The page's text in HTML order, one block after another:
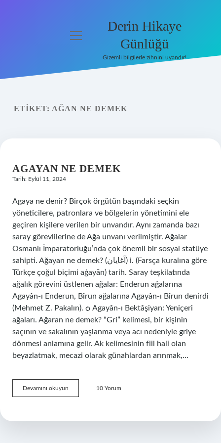
Yasal Uyarı
menüyüDerin Hikaye Günlüğü
Gizemli bilgilerle zihnini uyandır!
ETIKET: AĞAN NE DEMEK
AGAYAN NE DEMEK
Tarih: Eylül 11, 2024
Agaya ne denir? Birçok örgütün başındaki seçkin
yöneticilere, patronlara ve bölgelerin yönetimini ele
geçiren kişilere verilen bir unvandır. Aynı zamanda bazı
saray görevlilerine de Ağa unvanı verilmiştir. Ağalar
Osmanlı İmparatorluğu’nda çok önemli bir sosyal statüye
sahipti. Ağayan ne demek? (ﺁﻏﺎﻳﺎﻥ) i. (Farsça kuralına göre
Türkçe çoğul biçimi aġayān) tarih. Saray teşkilatında
ağalık görevini üstlenen ağalar: Enderun ağalarına
Agayân-ı Enderun, Bîrun ağalarına Agayân-ı Bîrun denirdi
(Mehmet Z. Pakalın). ѻ Agayân-ı Bektâşiyan: Yeniçeri
ağaları. Ağaran ne demek? “Gri” kelimesi, bir kişinin
saçının ve sakalının yaşlanma veya acı nedeniyle griye
dönmesi anlamına gelir. Ak kelimesinin fiil hali olan
beyazlatmak, mecazi olarak günahlardan arınmak,…
Devamını okuyun
Ne
10 Yorum